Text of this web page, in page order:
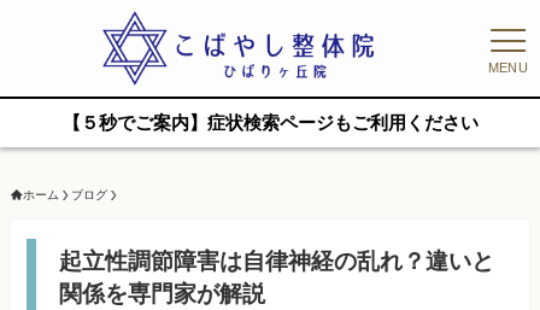
MENU
【５秒でご案内】症状検索ページもご利用ください
ホーム ブログ
起立性調節障害は自律神経の乱れ？違いと
関係を専門家が解説